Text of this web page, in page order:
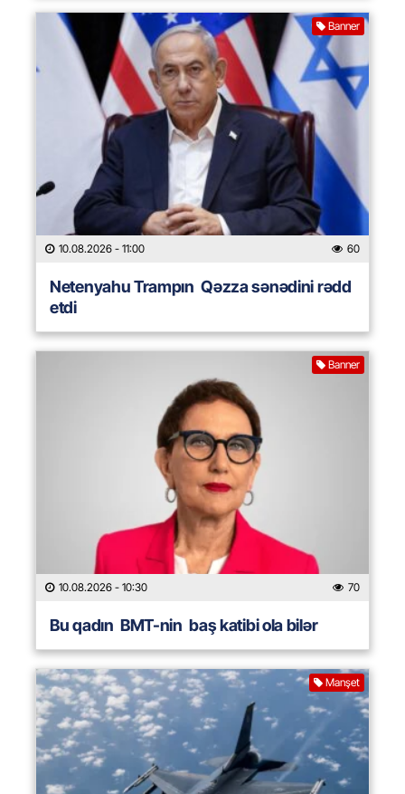
Banner
10.08.2026 - 11:00 60
Netenyahu Trampın Qəzza sənədini rədd
etdi
Banner
10.08.2026 - 10:30 70
Bu qadın BMT-nin baş katibi ola bilər
Manşet